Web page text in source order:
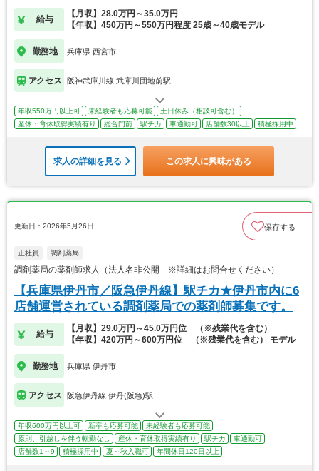
給与
【月収】28.0万円～35.0万円
【年収】450万円～550万円程度 25歳～40歳モデル
勤務地 兵庫県 西宮市
アクセス 阪神武庫川線 武庫川団地前駅
年収550万円以上可 未経験者も応募可能
土日休み（相談可含む）
産休・育休取得実績有り
総合門前 駅チカ 車通勤可 店舗数30以上 積極採用中
求人の詳細を見る この求人に興味がある
更新日：2026年5月26日 保存する
正社員 調剤薬局
調剤薬局の薬剤師求人（法人名非公開 ※詳細はお問合せください）
【兵庫県伊丹市／阪急伊丹線】駅チカ★伊丹市内に6
店舗運営されている調剤薬局での薬剤師募集です。
給与
【月収】29.0万円～45.0万円位 （※残業代を含む）
【年収】420万円～600万円位 （※残業代を含む） モデル
勤務地 兵庫県 伊丹市
アクセス 阪急伊丹線 伊丹(阪急)駅
年収600万円以上可 新卒も応募可能
未経験者も応募可能
原則、引越しを伴う転勤なし
産休・育休取得実績有り 駅チカ
車通勤可
店舗数1～9
積極採用中 夏～秋入職可 年間休日120日以上